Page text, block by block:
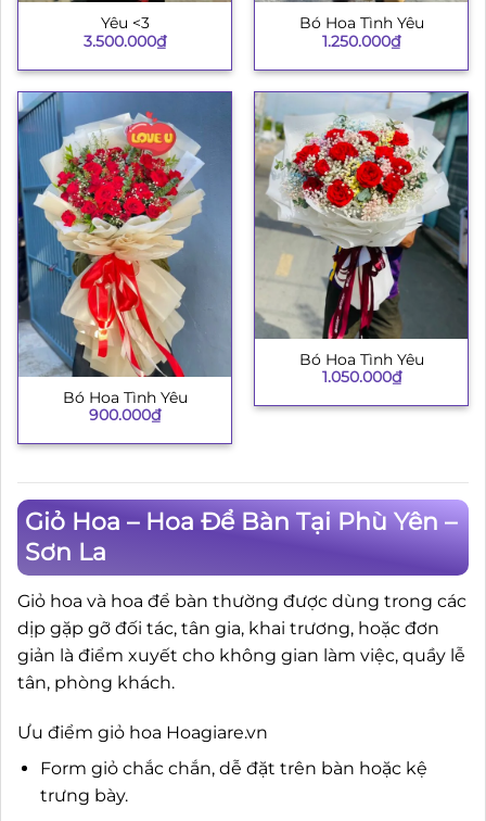
Yêu <3
3.500.000₫
Bó Hoa Tình Yêu
1.250.000₫
Bó Hoa Tình Yêu
900.000₫
Bó Hoa Tình Yêu
1.050.000₫
Giỏ Hoa – Hoa Để Bàn Tại Phù Yên –
Sơn La
Giỏ hoa và hoa để bàn thường được dùng trong các
dịp gặp gỡ đối tác, tân gia, khai trương, hoặc đơn
giản là điểm xuyết cho không gian làm việc, quầy lễ
tân, phòng khách.
Ưu điểm giỏ hoa Hoagiare.vn
Form giỏ chắc chắn, dễ đặt trên bàn hoặc kệ
trưng bày.